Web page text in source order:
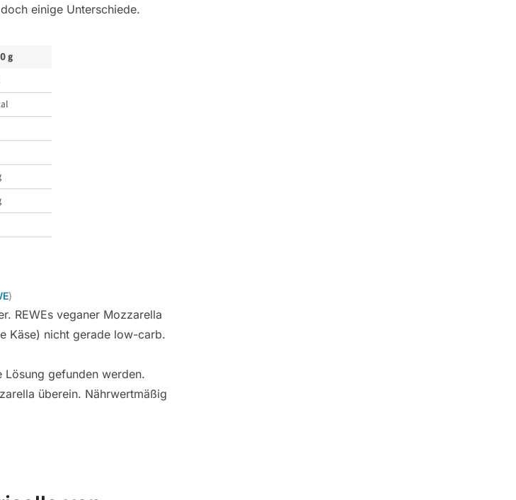
einige Unterschiede.
)
REWEs veganer Mozzarella
Käse) nicht gerade low-carb.
gefunden werden.
überein. Nährwertmäßig